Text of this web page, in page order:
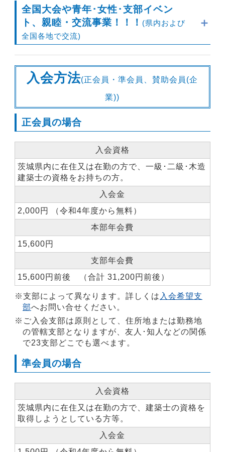
全国大会や青年･女性･支部イベン
ト、親睦・交流事業！！！ (県内および
全国各地で交流)
・全国の建築士がー堂に集まる大会への参加
2024年 鹿児島大会、2025年 おおさか大会（万
博）、2026年 ぐんま大会
2028年 岩手大会
・関ブロ青年大会への参加
（2023年 新潟大会、2024年 千葉大会、
東京大会）
・一級製図課題現場見学会
・とうかい子供キャンパス出展「おうち模型でま
ちづくり」
・研修旅行･親睦会・青年フェイスブックやチャッ
トワーク
・全国青年委員会セッションへの参加など、色々
と楽しい企画が盛りだくさんです。
・全国女性建築士連絡協議会への参加（2023年 石
川大会、2024年 東京大会、2025年 山形大会）
・わくわくセミナー、ラブアークセミナー（毎月
開催）
（建築インボイス制度、木造の改修について、成
約単価アップ、WEB／SNSマーケティング等）
入会方法(正会員・準会員、賛助会員(企
業))
正会員の場合
入会資格
茨城県内に在住又は在勤の方で、一級･二級･木造
建築士の資格をお持ちの方。
入会金
2,000円 （令和4年度から無料）
本部年会費
15,600円
支部年会費
15,600円前後 （合計 31,200円前後）
※支部によって異なります。詳しくは 入会希望支
部へお問い合せください。
※ご入会支部は原則として、住所地または勤務地
の管轄支部となりますが、友人･知人などの関係
で23支部どこでも選べます。
準会員の場合
入会資格
茨城県内に在住又は在勤の方で、建築士の資格を
取得しようとしている方等。
入会金